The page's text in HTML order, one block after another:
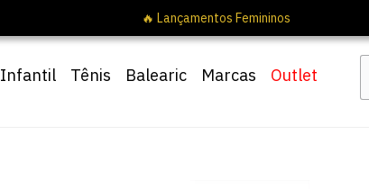
Infantil Tênis Balearic Marcas Outlet